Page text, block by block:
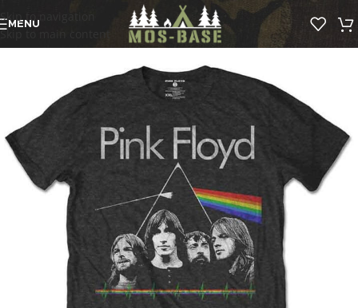
Skip to navigation
Skip to main content
MENU